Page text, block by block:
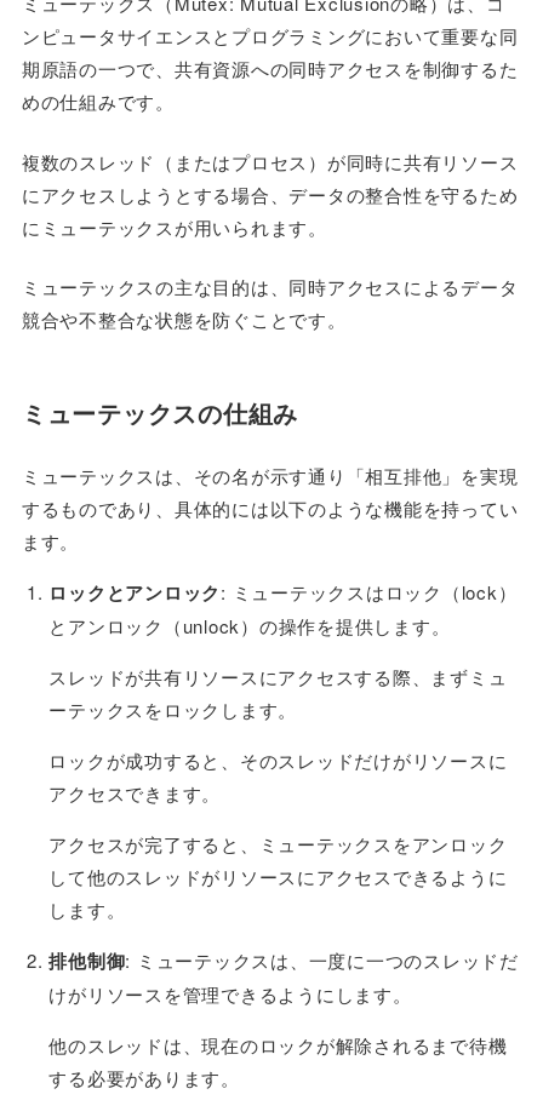
ンピュータサイエンスとプログラミングにおいて重要な同
期原語の一つで、共有資源への同時アクセスを制御するた
めの仕組みです。
複数のスレッド（またはプロセス）が同時に共有リソース
にアクセスしようとする場合、データの整合性を守るため
にミューテックスが用いられます。
ミューテックスの主な目的は、同時アクセスによるデータ
競合や不整合な状態を防ぐことです。
ミューテックスの仕組み
ミューテックスは、その名が示す通り「相互排他」を実現
するものであり、具体的には以下のような機能を持ってい
ます。
ロックとアンロック: ミューテックスはロック（lock）
とアンロック（unlock）の操作を提供します。
スレッドが共有リソースにアクセスする際、まずミュ
ーテックスをロックします。
ロックが成功すると、そのスレッドだけがリソースに
アクセスできます。
アクセスが完了すると、ミューテックスをアンロック
して他のスレッドがリソースにアクセスできるように
します。
排他制御: ミューテックスは、一度に一つのスレッドだ
けがリソースを管理できるようにします。
他のスレッドは、現在のロックが解除されるまで待機
する必要があります。